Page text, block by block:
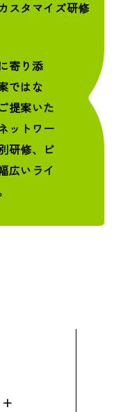
スタマイズ研修
寄り添
ではな
提案いた
ットワー
研修、ビ
広いライ
+